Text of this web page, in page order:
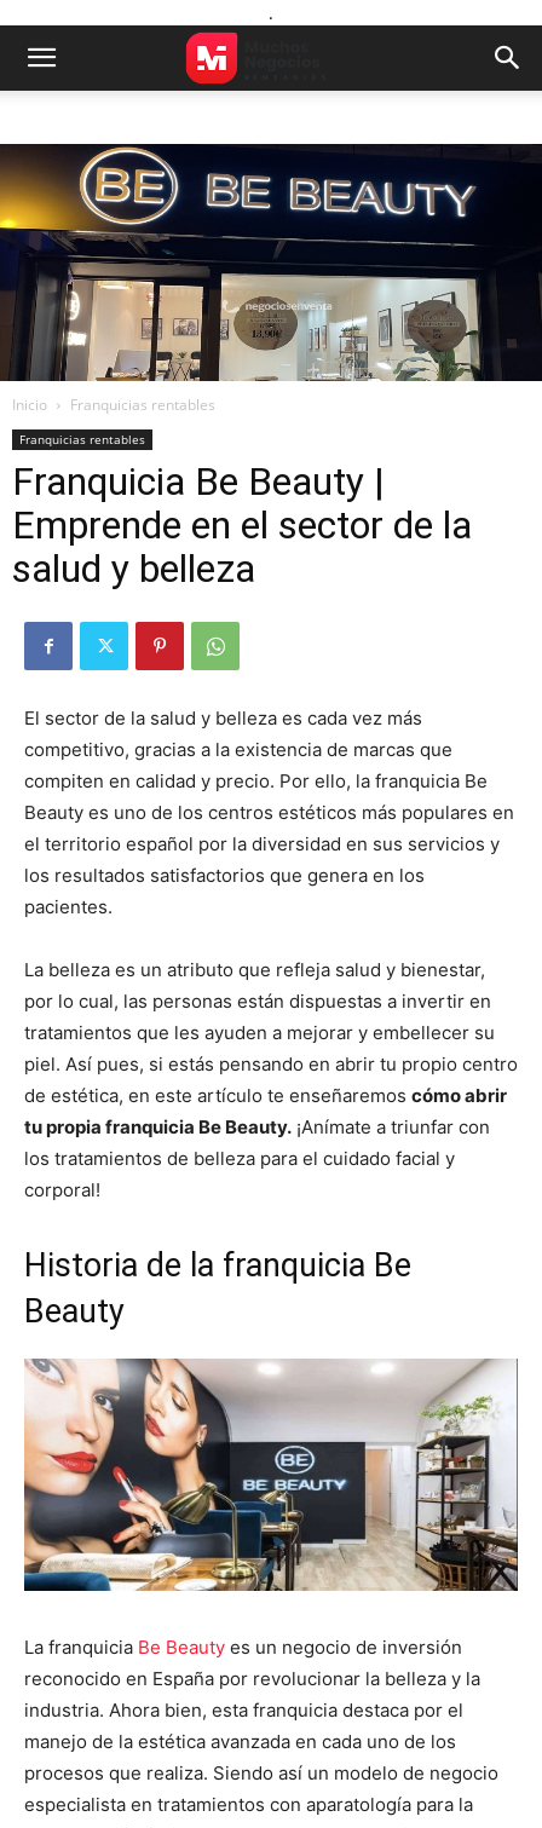
.
Inicio Franquicias rentables
Franquicias rentables
Franquicia Be Beauty |
Emprende en el sector de la
salud y belleza
El sector de la salud y belleza es cada vez más
competitivo, gracias a la existencia de marcas que
compiten en calidad y precio. Por ello, la franquicia Be
Beauty es uno de los centros estéticos más populares en
el territorio español por la diversidad en sus servicios y
los resultados satisfactorios que genera en los
pacientes.
La belleza es un atributo que refleja salud y bienestar,
por lo cual, las personas están dispuestas a invertir en
tratamientos que les ayuden a mejorar y embellecer su
piel. Así pues, si estás pensando en abrir tu propio centro
de estética, en este artículo te enseñaremos cómo abrir
tu propia franquicia Be Beauty. ¡Anímate a triunfar con
los tratamientos de belleza para el cuidado facial y
corporal!
Historia de la franquicia Be
Beauty
La franquicia Be Beauty es un negocio de inversión
reconocido en España por revolucionar la belleza y la
industria. Ahora bien, esta franquicia destaca por el
manejo de la estética avanzada en cada uno de los
procesos que realiza. Siendo así un modelo de negocio
especialista en tratamientos con aparatología para la